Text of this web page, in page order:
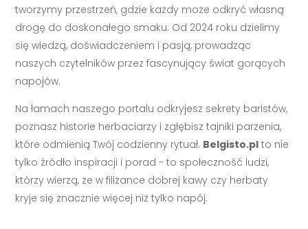
tworzymy przestrzeń, gdzie każdy może odkryć własną
drogę do doskonałego smaku. Od 2024 roku dzielimy
się wiedzą, doświadczeniem i pasją, prowadząc
naszych czytelników przez fascynujący świat gorących
napojów.
Na łamach naszego portalu odkryjesz sekrety baristów,
poznasz historie herbaciarzy i zgłębisz tajniki parzenia,
które odmienią Twój codzienny rytuał. Belgisto.pl to nie
tylko źródło inspiracji i porad - to społeczność ludzi,
którzy wierzą, że w filiżance dobrej kawy czy herbaty
kryje się znacznie więcej niż tylko napój.